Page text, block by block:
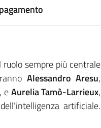
sempre più centrale
Alessandro Aresu,
eAurelia Tamò-Larrieux,
artificiale.